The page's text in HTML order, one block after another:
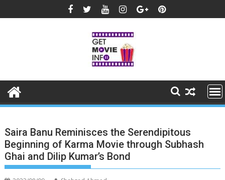
to
Saira Banu Reminisces the Serendipitous
Beginning of Karma Movie through Subhash
Ghai and Dilip Kumar’s Bond